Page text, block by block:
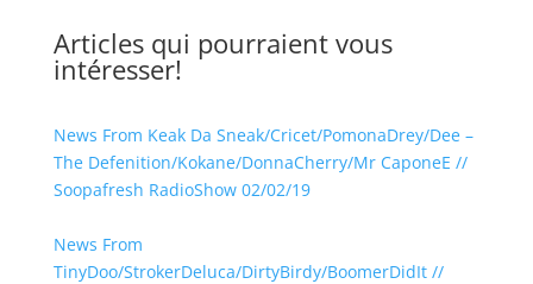
Articles qui pourraient vous
intéresser!
News From Keak Da Sneak/Cricet/PomonaDrey/Dee –
The Defenition/Kokane/DonnaCherry/Mr CaponeE //
Soopafresh RadioShow 02/02/19
News From
TinyDoo/StrokerDeluca/DirtyBirdy/BoomerDidIt //